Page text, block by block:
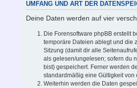
UMFANG UND ART DER
Deine Daten werden auf vier
Die Forensoftware phpBB erstellt
temporäre Dateien ablegt und die
Sitzung (damit dir alle
als gelesen/ungelesen; sofern du
bist) gespeichert. Ferner werden
standardmäßig eine Gültigkeit von
Weiterhin werden die Daten